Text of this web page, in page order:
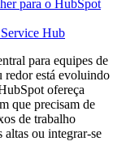
para o HubSpot
Hub
para equipes de
redor está evoluindo
ofereça
que precisam de
de trabalho
altas ou integrar-se